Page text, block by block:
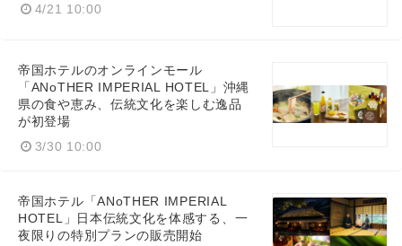
4/21 10:00
帝国ホテルのオンラインモール
「ANoTHER IMPERIAL HOTEL」沖縄
県の食や恵み、伝統文化を楽しむ逸品
が初登場
3/30 10:00
帝国ホテル「ANoTHER IMPERIAL
HOTEL」日本伝統文化を体感する、一
夜限りの特別プランの販売開始